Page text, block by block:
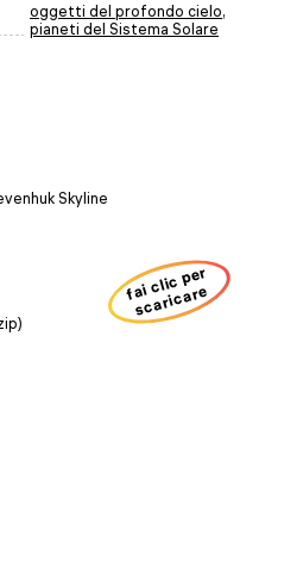
oggetti del profondo cielo,
pianeti del Sistema Solare
Skyline
fai clic per
scaricare